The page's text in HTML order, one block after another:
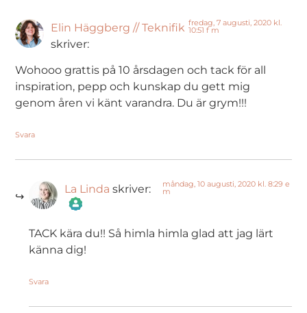
Elin Häggberg // Teknifik
skriver:
fredag, 7 augusti, 2020 kl.
10:51 f m
Wohooo grattis på 10 årsdagen och tack för all
inspiration, pepp och kunskap du gett mig
genom åren vi känt varandra. Du är grym!!!
Svara
La Linda skriver:
The Real Person Badge!
Anti-Spam by CleanTalk
måndag, 10 augusti, 2020 kl. 8:29 e
m
TACK kära du!! Så himla himla glad att jag lärt
känna dig!
Svara